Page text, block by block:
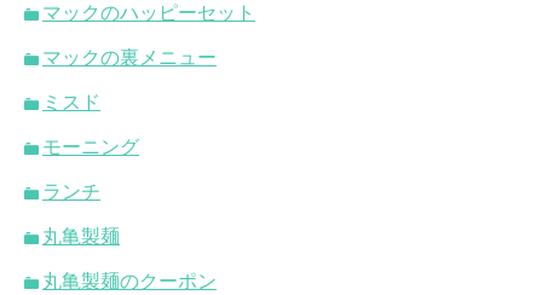
マックのハッピーセット
マックの裏メニュー
ミスド
モーニング
ランチ
丸亀製麺
丸亀製麺のクーポン